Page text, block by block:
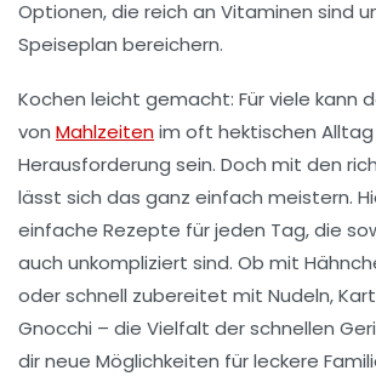
Optionen, die reich an Vitaminen sind
Speiseplan bereichern.
Kochen leicht gemacht: Für viele kann
von Mahlzeitenim oft hektischen
Herausforderung sein. Doch mit den
lässt sich das ganz einfach meistern.
einfache Rezepte für jeden Tag, die
auch unkompliziert sind. Ob mit
oder schnell zubereitet mit Nudeln,
Gnocchi – die Vielfalt der schnellen
dir neue Möglichkeiten für leckere